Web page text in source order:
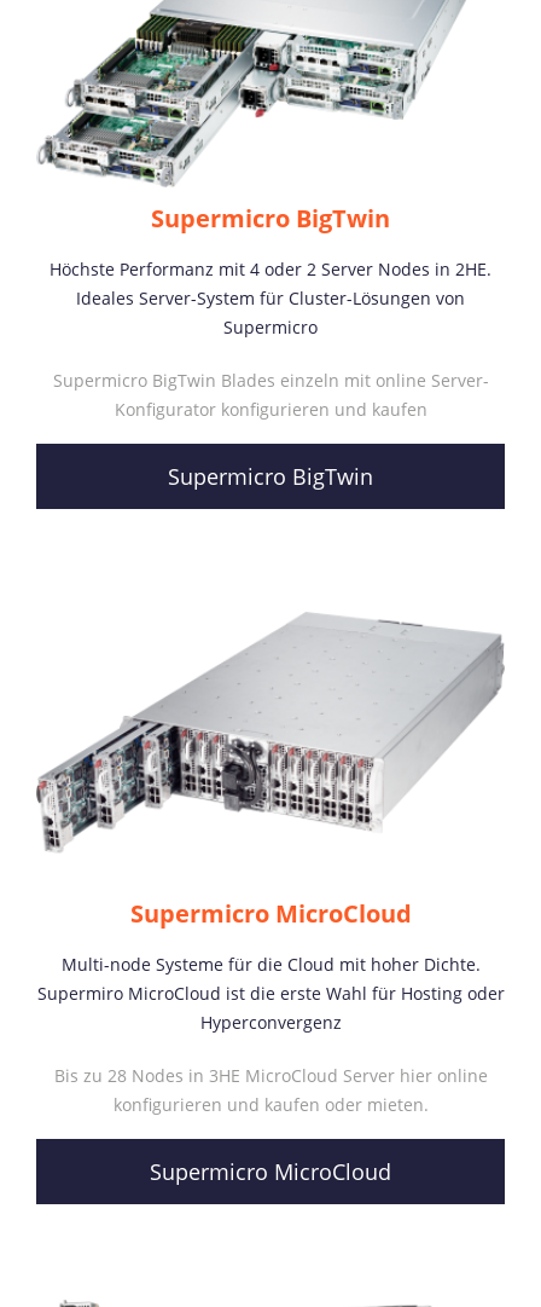
Supermicro BigTwin
Höchste Performanz mit 4 oder 2 Server Nodes in 2HE.
Ideales Server-System für Cluster-Lösungen von
Supermicro
Supermicro BigTwin Blades einzeln mit online Server-
Konfigurator konfigurieren und kaufen
Supermicro BigTwin
Supermicro MicroCloud
Multi-node Systeme für die Cloud mit hoher Dichte.
Supermiro MicroCloud ist die erste Wahl für Hosting oder
Hyperconvergenz
Bis zu 28 Nodes in 3HE MicroCloud Server hier online
konfigurieren und kaufen oder mieten.
Supermicro MicroCloud